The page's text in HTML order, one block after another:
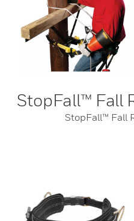
StopFall™ Fall
StopFall™ Fall